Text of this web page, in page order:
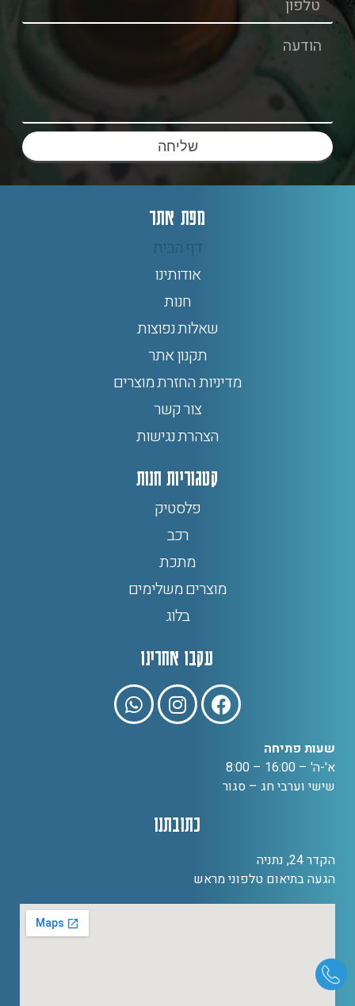
שליחה
מפת אתר
דף הבית
אודותינו
חנות
שאלות נפוצות
תקנון אתר
מדיניות החזרת מוצרים
צור קשר
הצהרת נגישות
קטגוריות חנות
פלסטיק
רכב
מתכת
מוצרים משלימים
בלוג
עקבו אחרינו
שעות פתיחה
א'-ה' – 16:00 – 8:00
שישי וערבי חג – סגור
כתובתנו
הקדר 24, נתניה
הגעה בתיאום טלפוני מראש